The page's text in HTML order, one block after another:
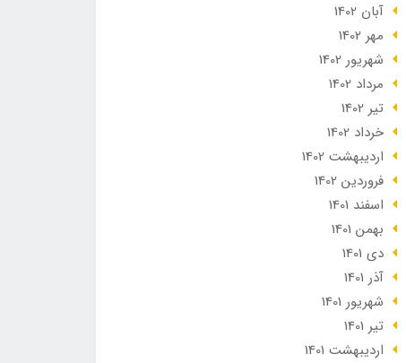
آبان 1402
مهر 1402
شهریور 1402
مرداد 1402
تير 1402
خرداد 1402
ارديبهشت 1402
فروردین 1402
اسفند 1401
بهمن 1401
دی 1401
آذر 1401
شهریور 1401
تير 1401
ارديبهشت 1401